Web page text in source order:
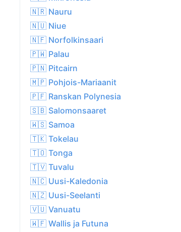
🇳🇷 Nauru
🇳🇺 Niue
🇳🇫 Norfolkinsaari
🇵🇼 Palau
🇵🇳 Pitcairn
🇲🇵 Pohjois-Mariaanit
🇵🇫 Ranskan Polynesia
🇸🇧 Salomonsaaret
🇼🇸 Samoa
🇹🇰 Tokelau
🇹🇴 Tonga
🇹🇻 Tuvalu
🇳🇨 Uusi-Kaledonia
🇳🇿 Uusi-Seelanti
🇻🇺 Vanuatu
🇼🇫 Wallis ja Futuna